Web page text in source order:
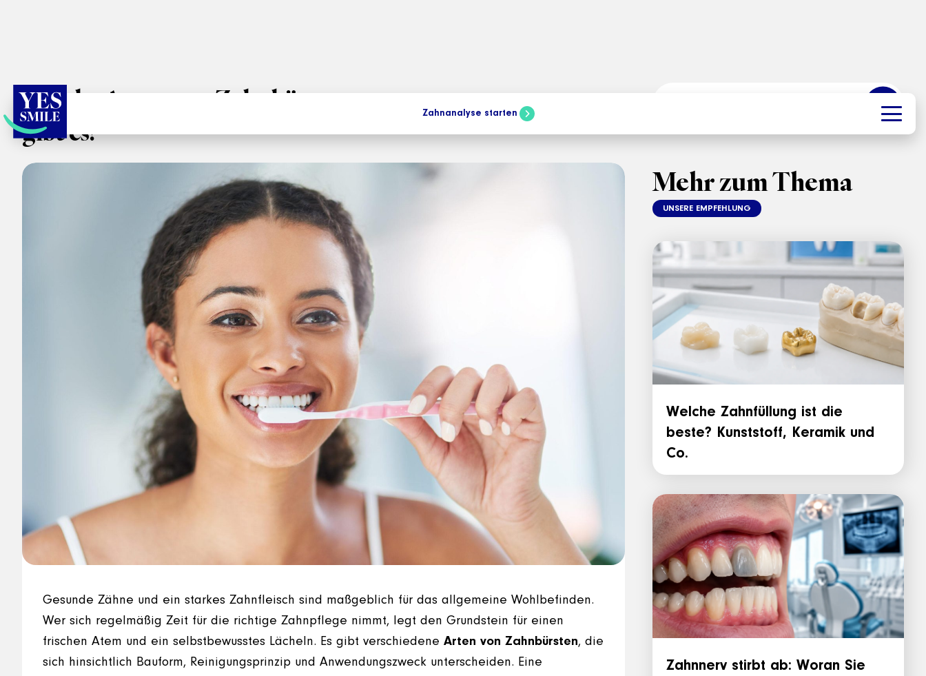
Zahnanalyse starten
Welche Arten von Zahnbürsten
gibt es?
Gesunde Zähne und ein starkes Zahnfleisch sind maßgeblich für das allgemeine Wohlbefinden.
Wer sich regelmäßig Zeit für die richtige Zahnpflege nimmt, legt den Grundstein für einen
frischen Atem und ein selbstbewusstes Lächeln. Es gibt verschiedene Arten von Zahnbürsten, die
sich hinsichtlich Bauform, Reinigungsprinzip und Anwendungszweck unterscheiden. Eine
➜
Mehr zum Thema
UNSERE EMPFEHLUNG
Welche Zahnfüllung ist die
beste? Kunststoff, Keramik und
Co.
Zahnnerv stirbt ab: Woran Sie